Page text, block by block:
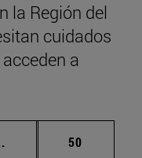
la Región del
cuidados
a
Páginas intermedias
Página
50